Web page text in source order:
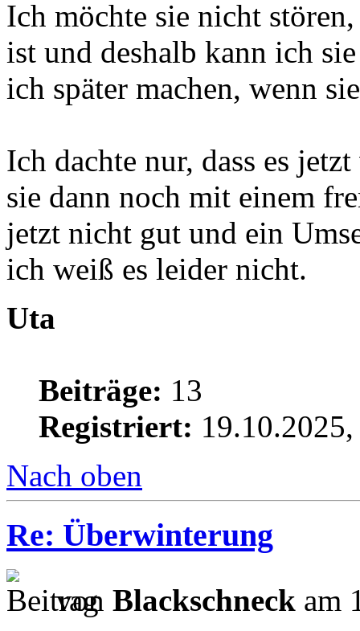
Ich möchte sie nicht
ist und deshalb kann ich
ich später machen, wenn
Ich dachte nur, dass es
sie dann noch mit einem
jetzt nicht gut und ein
ich weiß es leider nicht.
Uta
Beiträge: 13
Registriert:
Nach oben
Re: Überwinterung
von Blackschneck am